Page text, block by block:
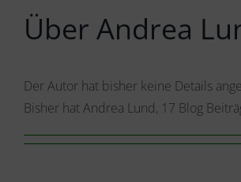
Über Andrea
Der Autor hat bisher keine Details
Bisher hat Andrea Lund, 17 Blog